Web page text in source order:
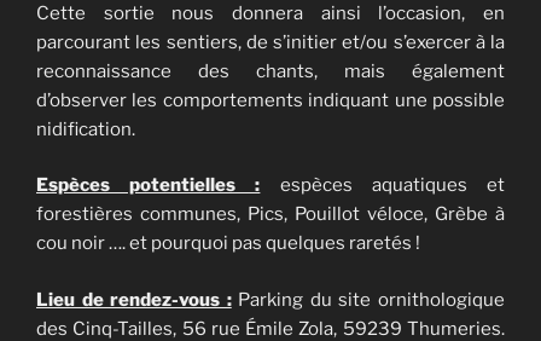
Cette sortie nous donnera ainsi l’occasion, en
parcourant les sentiers, de s’initier et/ou s’exercer à la
reconnaissance des chants, mais également
d’observer les comportements indiquant une possible
nidification.
Espèces potentielles : espèces aquatiques et
forestières communes, Pics, Pouillot véloce, Grèbe à
cou noir …. et pourquoi pas quelques raretés !
Lieu de rendez-vous :Parking du site ornithologique
des Cinq-Tailles, 56 rue Émile Zola, 59239 Thumeries.